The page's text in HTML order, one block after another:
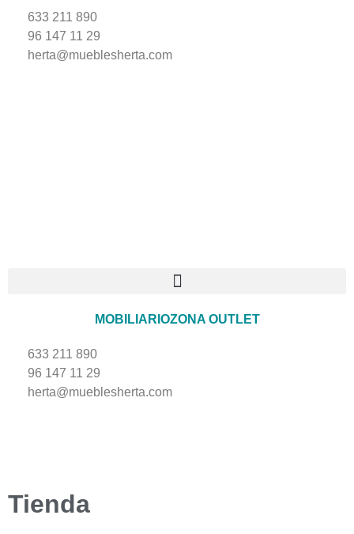
633 211 890
96 147 11 29
herta@mueblesherta.com
MOBILIARIOZONA OUTLET
633 211 890
96 147 11 29
herta@mueblesherta.com
Tienda